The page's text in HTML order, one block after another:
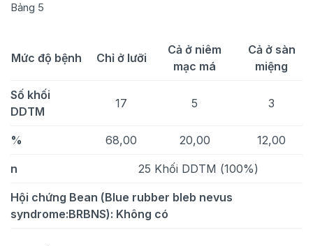
Bảng 5
Mức độ bệnh Chỉ ở lưỡi
Cả ở niêm
mạc má
Cả ở sàn
miệng
Số khối
DDTM
17 5 3
% 68,00 20,00 12,00
n 25 Khối DDTM (100%)
Hội chứng Bean (Blue rubber bleb nevus
syndrome:BRBNS): Không có